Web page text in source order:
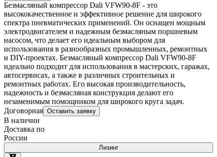
Безмасляный компрессор Dali VFW90-8F - это
высококачественное и эффективное решение для широкого
спектра пневматических применений. Он оснащен мощным
электродвигателем и надежным безмасляным поршневым
насосом, что делает его идеальным выбором для
использования в разнообразных промышленных, ремонтных
и DIY-проектах. Безмасляный компрессор Dali VFW90-8F
идеально подходит для использования в мастерских, гаражах,
автосервисах, а также в различных строительных и
ремонтных работах. Его высокая производительность,
надежность и безмасляная конструкция делают его
незаменимым помощником для широкого круга задач.
Договорная Оставить заявку
В наличии
Доставка по
России
Лизинг